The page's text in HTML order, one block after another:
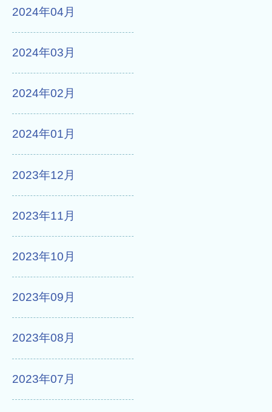
2024年04月
2024年03月
2024年02月
2024年01月
2023年12月
2023年11月
2023年10月
2023年09月
2023年08月
2023年07月